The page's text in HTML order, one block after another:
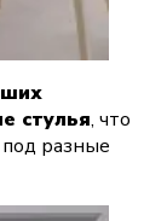
стулья, что
под разные